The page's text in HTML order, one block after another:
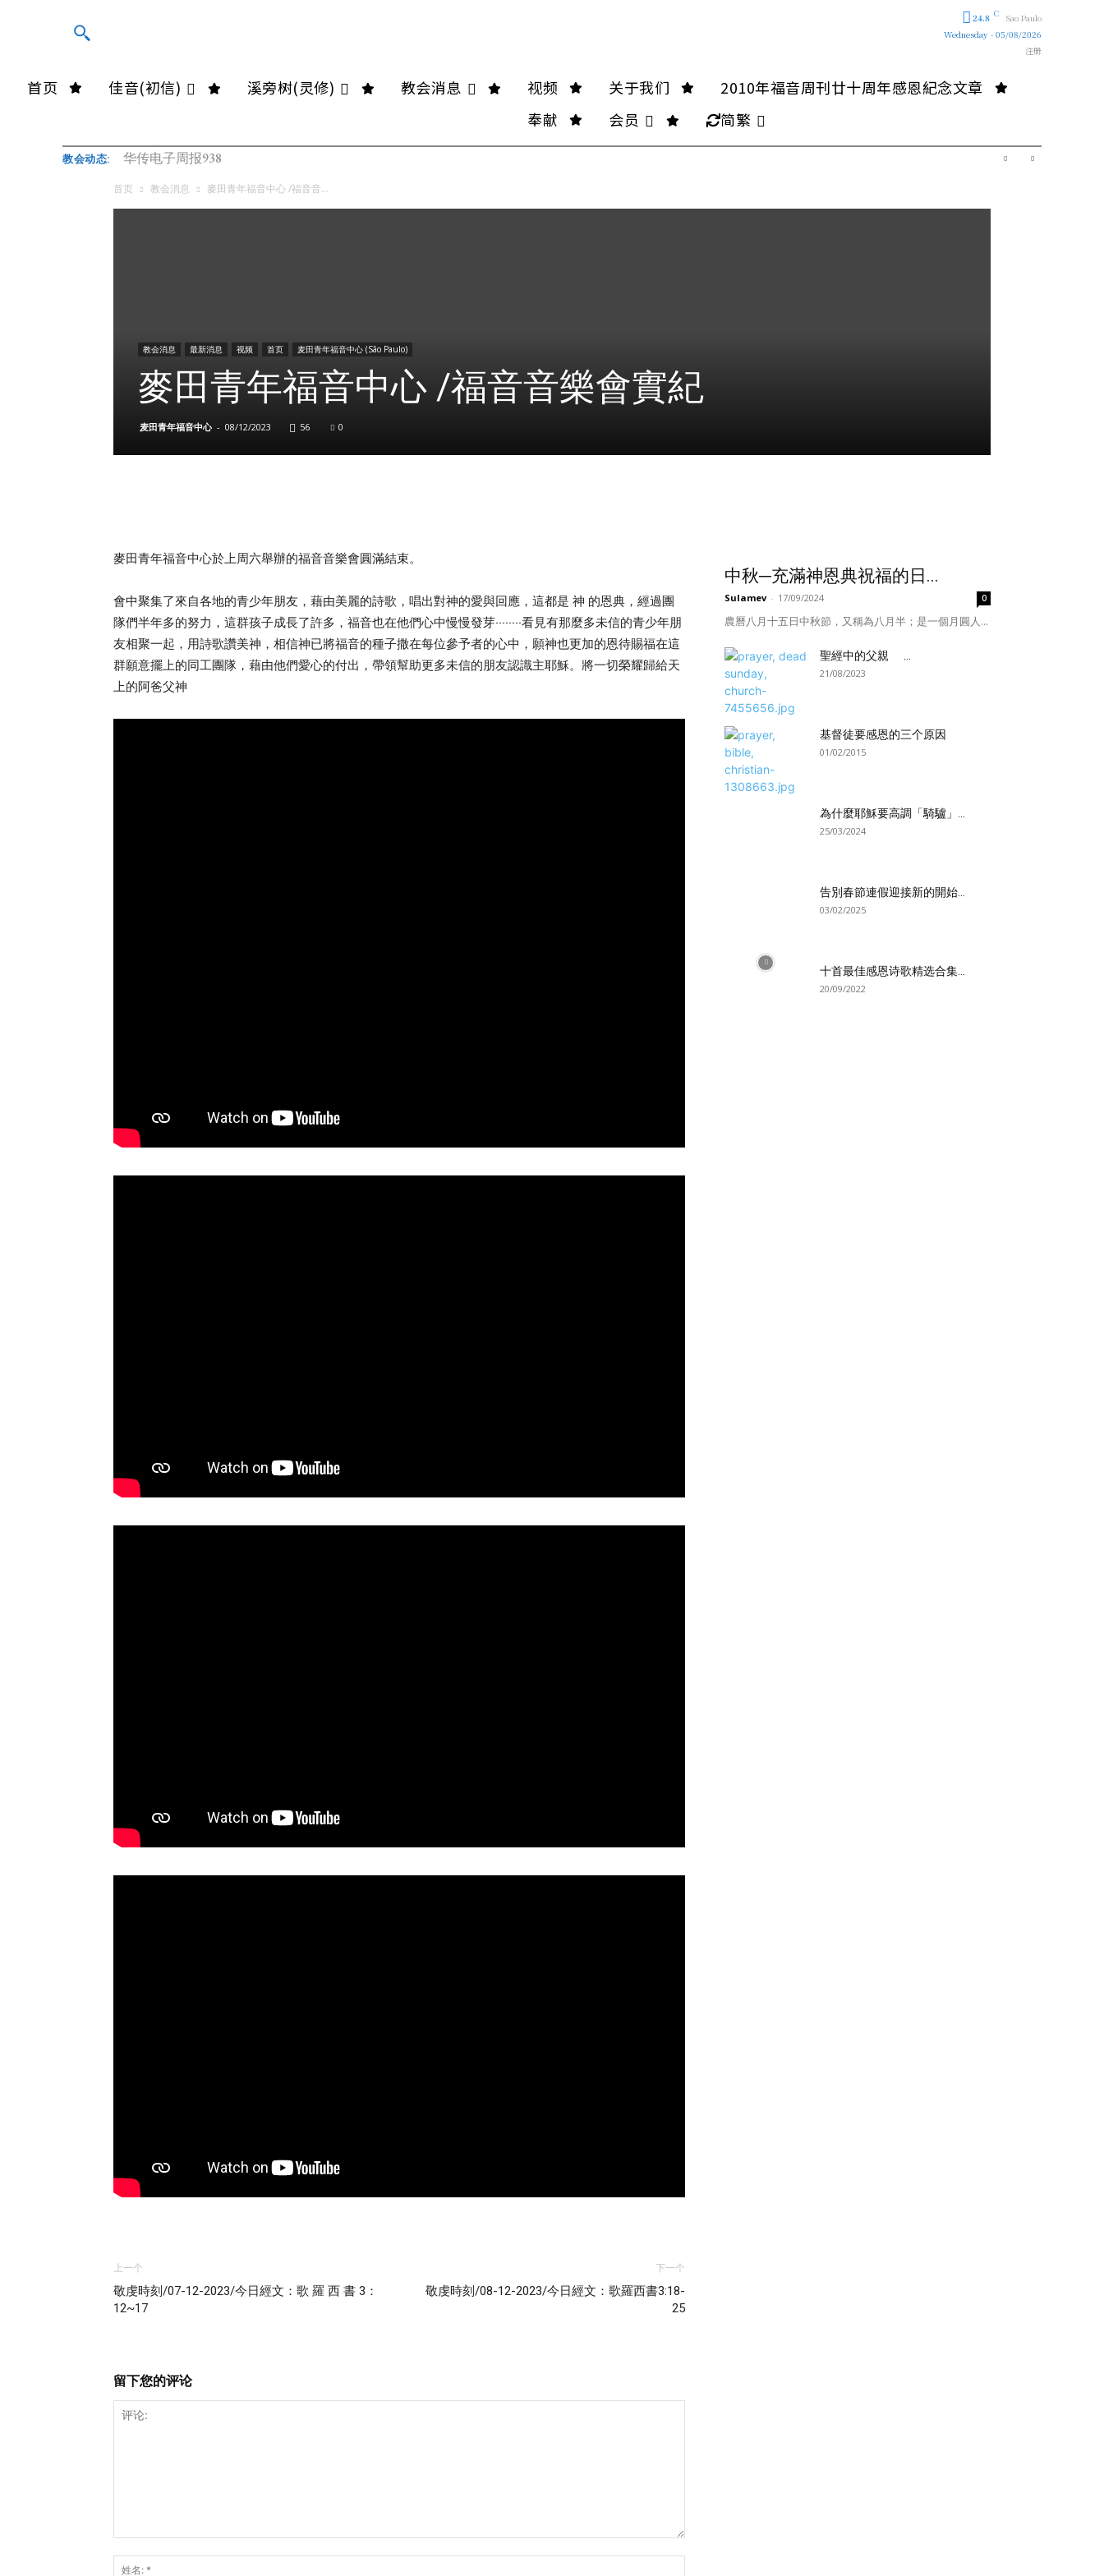
24.8 C
Sao Paulo
Wednesday - 05/08/2026
注册
首页 佳音(初信) 溪旁树(灵修) 教会消息 视频 关于我们
2010年福音周刊廿十周年感恩紀念文章
奉献
会员 简繁
教会动态: 华传电子周报938
首页 教会消息 麥田青年福音中心 /福音音...
教会消息 最新消息 视频 首页 麦田青年福音中心 (São Paulo)
麥田青年福音中心 /福音音樂會實紀
麦田青年福音中心 - 08/12/2023 56 0
麥田青年福音中心於上周六舉辦的福音音樂會圓滿結束。
會中聚集了來自各地的青少年朋友，藉由美麗的詩歌，唱出對神的愛與回應，這都是 神 的恩典，經過團
隊們半年多的努力，這群孩子成長了許多，福音也在他們心中慢慢發芽‧‧‧‧‧‧‧‧看見有那麼多未信的青少年朋
友相聚一起，用詩歌讚美神，相信神已將福音的種子撒在每位參予者的心中，願神也更加的恩待賜福在這
群願意擺上的同工團隊，藉由他們愛心的付出，帶領幫助更多未信的朋友認識主耶穌。將一切榮耀歸給天
上的阿爸父神
上一个
敬虔時刻/07-12-2023/今日經文：歌 羅 西 書 3：
12~17
下一个
敬虔時刻/08-12-2023/今日經文：歌羅西書3:18-
25
留下您的评论
中秋─充滿神恩典祝福的日...
Sulamev - 17/09/2024 0
農曆八月十五日中秋節，又稱為八月半；是一個月圓人...
聖經中的父親 ...
21/08/2023
基督徒要感恩的三个原因
01/02/2015
為什麼耶穌要高調「騎驢」...
25/03/2024
告別春節連假迎接新的開始...
03/02/2025
十首最佳感恩诗歌精选合集...
20/09/2022